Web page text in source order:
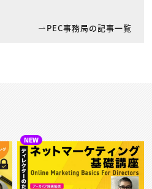
PEC事務局の記事一覧
NEW